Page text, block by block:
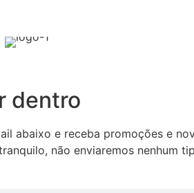
dentro
abaixo e receba promoções e
não enviaremos nenhum